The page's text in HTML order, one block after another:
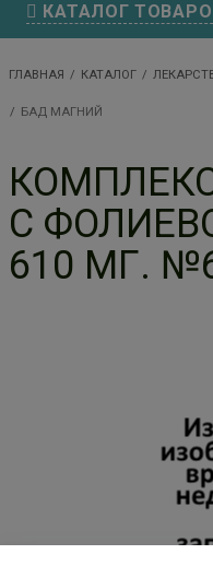
КАТАЛОГ
ГЛАВНАЯ КАТАЛОГ
БАД МАГНИЙ
С
610 МГ.